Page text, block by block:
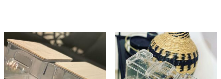
טווח
עד
⁦₪85.00⁩
למוצר
זה
יש
מספר